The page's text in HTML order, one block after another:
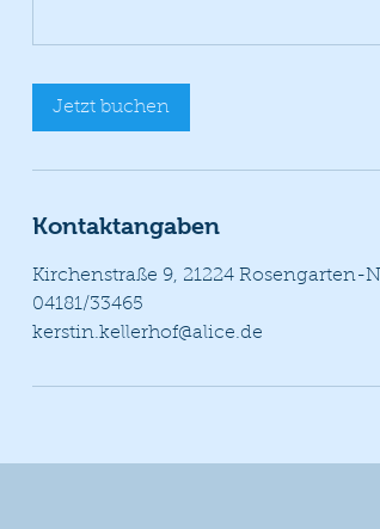
Jetzt buchen
Kontaktangaben
Kirchenstraße 9, 21224 Rosengarten-
04181/33465
kerstin.kellerhof@alice.de